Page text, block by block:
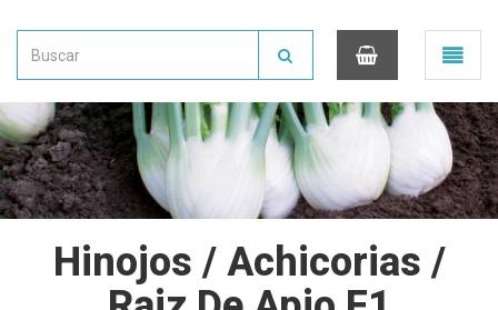
0
Ouvrir
le
menu
Hinojos / Achicorias /